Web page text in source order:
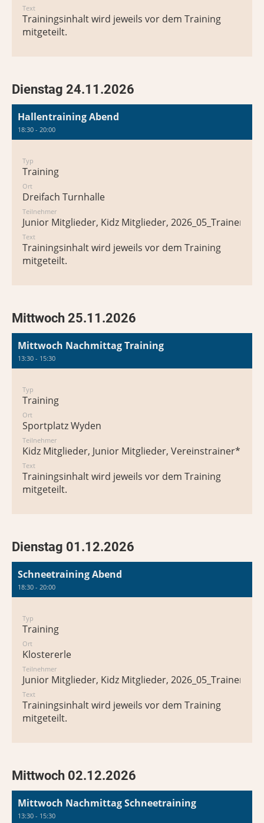
Text
Trainingsinhalt wird jeweils vor dem Training
mitgeteilt.
Dienstag 24.11.2026
Hallentraining Abend
18:30 - 20:00
Typ
Training
Ort
Dreifach Turnhalle
Teilnehmer
Junior Mitglieder, Kidz Mitglieder, 2026_05_Trainer*in
Text
Trainingsinhalt wird jeweils vor dem Training
mitgeteilt.
Mittwoch 25.11.2026
Mittwoch Nachmittag Training
13:30 - 15:30
Typ
Training
Ort
Sportplatz Wyden
Teilnehmer
Kidz Mitglieder, Junior Mitglieder, Vereinstrainer*in
Text
Trainingsinhalt wird jeweils vor dem Training
mitgeteilt.
Dienstag 01.12.2026
Schneetraining Abend
18:30 - 20:00
Typ
Training
Ort
Klostererle
Teilnehmer
Junior Mitglieder, Kidz Mitglieder, 2026_05_Trainer*in
Text
Trainingsinhalt wird jeweils vor dem Training
mitgeteilt.
Mittwoch 02.12.2026
Mittwoch Nachmittag Schneetraining
13:30 - 15:30